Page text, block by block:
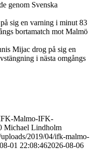
genom Svenska
sig en varning i minut 83
bortamatch mot Malmö
Mijac drog på sig en
i nästa omgångs
Malmo-IFK-
Michael Lindholm
2019/04/ifk-malmo-
01 22:08:462026-08-06